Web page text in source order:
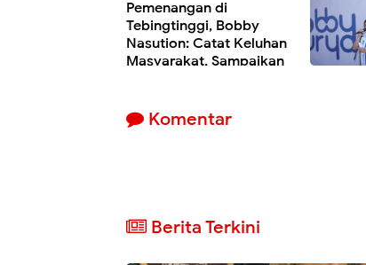
Pemenangan di
Tebingtinggi, Bobby
Nasution: Catat Keluhan
Masyarakat, Sampaikan
Komentar
Berita Terkini